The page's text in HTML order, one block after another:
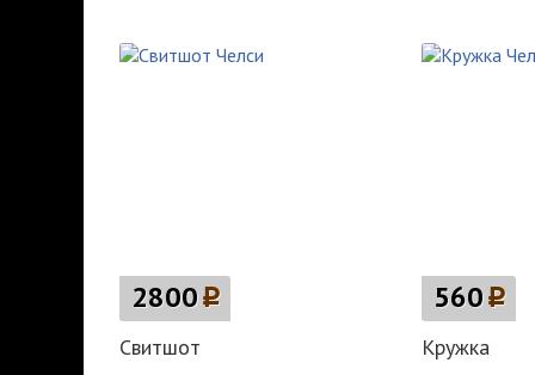
2800p
Свитшот
560p
Кружка